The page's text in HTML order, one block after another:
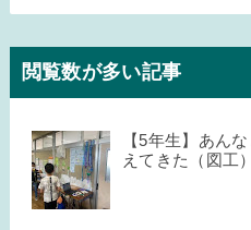
閲覧数が多い記事
【5年生】あん
えてきた（図工）